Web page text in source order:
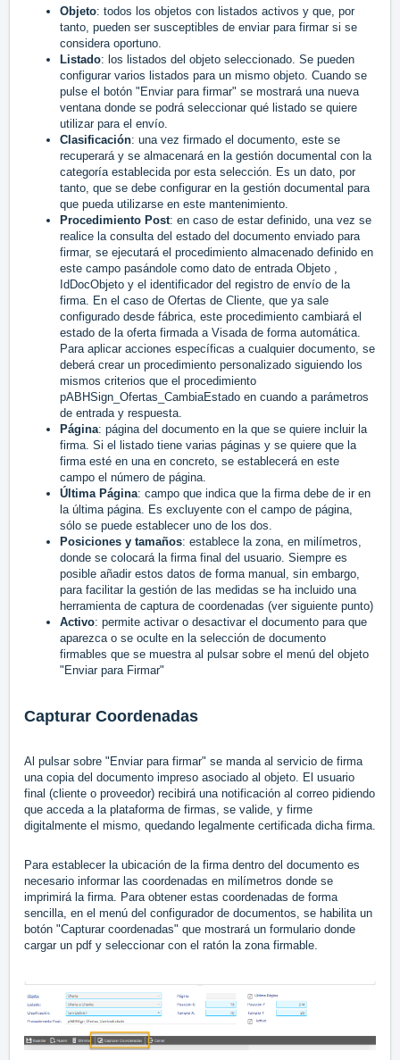
Objeto: todos los objetos con listados activos y que, por
tanto, pueden ser susceptibles de enviar para firmar si se
considera oportuno.
Listado: los listados del objeto seleccionado. Se pueden
configurar varios listados para un mismo objeto. Cuando se
pulse el botón "Enviar para firmar" se mostrará una nueva
ventana donde se podrá seleccionar qué listado se quiere
utilizar para el envío.
Clasificación: una vez firmado el documento, este se
recuperará y se almacenará en la gestión documental con la
categoría establecida por esta selección. Es un dato, por
tanto, que se debe configurar en la gestión documental para
que pueda utilizarse en este mantenimiento.
Procedimiento Post: en caso de estar definido, una vez se
realice la consulta del estado del documento enviado para
firmar, se ejecutará el procedimiento almacenado definido en
este campo pasándole como dato de entrada Objeto ,
IdDocObjeto y el identificador del registro de envío de la
firma. En el caso de Ofertas de Cliente, que ya sale
configurado desde fábrica, este procedimiento cambiará el
estado de la oferta firmada a Visada de forma automática.
Para aplicar acciones específicas a cualquier documento, se
deberá crear un procedimiento personalizado siguiendo los
mismos criterios que el procedimiento
pABHSign_Ofertas_CambiaEstado en cuando a parámetros
de entrada y respuesta.
Página: página del documento en la que se quiere incluir la
firma. Si el listado tiene varias páginas y se quiere que la
firma esté en una en concreto, se establecerá en este
campo el número de página.
Última Página: campo que indica que la firma debe de ir en
la última página. Es excluyente con el campo de página,
sólo se puede establecer uno de los dos.
Posiciones y tamaños: establece la zona, en milímetros,
donde se colocará la firma final del usuario. Siempre es
posible añadir estos datos de forma manual, sin embargo,
para facilitar la gestión de las medidas se ha incluido una
herramienta de captura de coordenadas (ver siguiente punto)
Activo: permite activar o desactivar el documento para que
aparezca o se oculte en la selección de documento
firmables que se muestra al pulsar sobre el menú del objeto
"Enviar para Firmar"
Capturar Coordenadas
Al pulsar sobre "Enviar para firmar" se manda al servicio de firma
una copia del documento impreso asociado al objeto. El usuario
final (cliente o proveedor) recibirá una notificación al correo pidiendo
que acceda a la plataforma de firmas, se valide, y firme
digitalmente el mismo, quedando legalmente certificada dicha firma.
Para establecer la ubicación de la firma dentro del documento es
necesario informar las coordenadas en milímetros donde se
imprimirá la firma. Para obtener estas coordenadas de forma
sencilla, en el menú del configurador de documentos, se habilita un
botón "Capturar coordenadas" que mostrará un formulario donde
cargar un pdf y seleccionar con el ratón la zona firmable.